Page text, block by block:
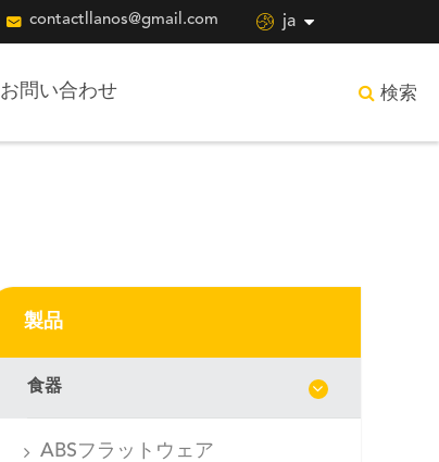
 contactllanos@gmail.com  ja
お問い合わせ 検索
製品
食器
ABSフラットウェア